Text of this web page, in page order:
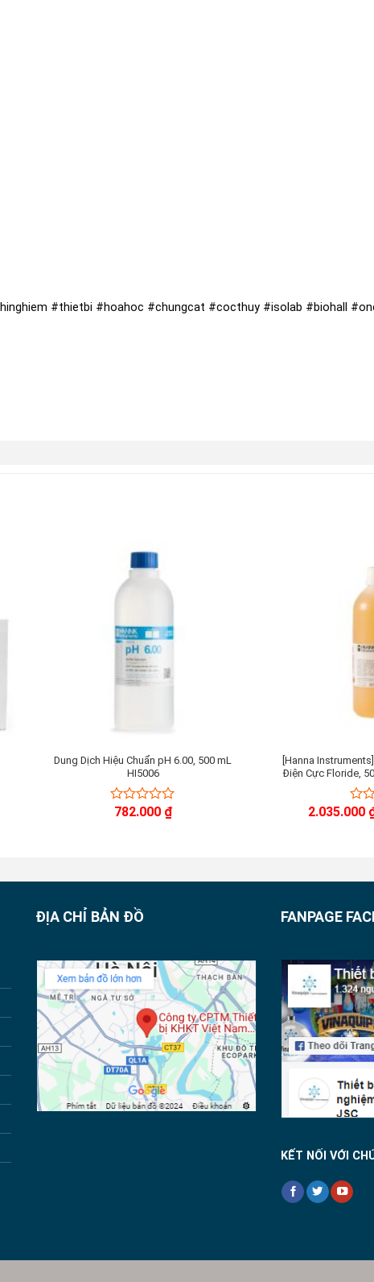
#thietbi #hoahoc #chungcat #cocthuy #isolab #biohall
Dung Dịch Hiệu Chuẩn pH 6.00, 500 mL
HI5006
0782.000 ₫
[Hanna
Điện Cực Floride,
0
2.035.000
ĐỊA CHỈ BẢN ĐỒ FANPAGE
KẾT NỐI VỚI